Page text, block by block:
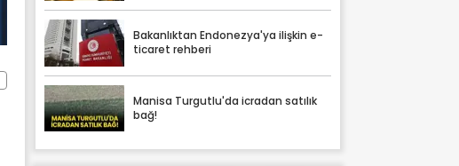
Bakanlıktan Endonezya'ya ilişkin e-
ticaret rehberi
Manisa Turgutlu'da icradan satılık
bağ!